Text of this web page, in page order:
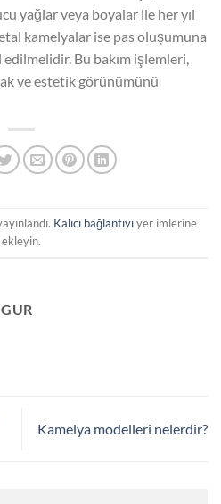
yağlar veya boyalar ile her yıl
kamelyalar ise pas oluşumuna
Bu bakım işlemleri,
ve estetik görünümünü
Kalıcı bağlantıyıyer imlerine
ekleyin.
Kamelya modelleri nelerdir?